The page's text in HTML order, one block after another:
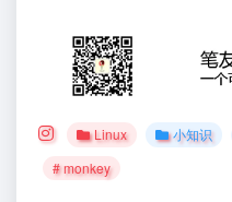
Linux 小知识
# monkey